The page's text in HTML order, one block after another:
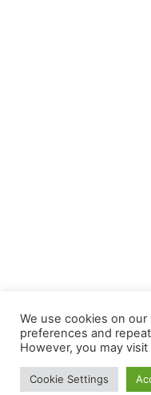
We use cookies on
preferences and
However, you may
Cookie Settings